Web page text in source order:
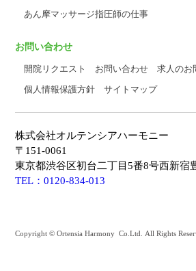
あん摩マッサージ指圧師の仕事
お問い合わせ
開院リクエスト お問い合わせ 求人のお
個人情報保護方針
サイトマップ
株式会社オルテンシアハーモニー
〒151-0061
東京都渋谷区初台二丁目5番8号西新宿
TEL：0120-834-013
Copyright © Ortensia Harmony Co.Ltd. All Rights